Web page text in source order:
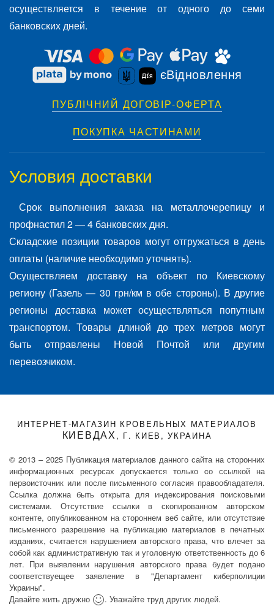
осуществляется в течение от одного до семи
банковских дней.
єВідновлення
ПУБЛІЧНИЙ ДОГОВІР-ОФЕРТА
ПОКУПКА ЧАСТИНАМИ
Условия доставки
Срок выполнения заказа на металлочерепицу и
профнастил 2 — 4 банковских дня.
Складские позиции товаров могут отгружаться в день
оплаты (наличие необходимо уточнять).
Осуществляем доставку на объект по Киевскому
региону (Газель — 30 грн/км в обе стороны). В другие
регионы доставка может осуществляться попутным
транспортом. Товары длиной до трех метров могут
быть отправлены Новой Почтой или другим
перевозчиком.
ИНТЕРНЕТ-МАГАЗИН КРОВЕЛЬНЫХ МАТЕРИАЛОВ
КИЕВДАХ , Г. КИЕВ, УКРАИНА
© 2013 – 2025 Публикация материалов данного сайта на сторонних
информационных ресурсах допускается только cо ссылкой на
первоисточник или после письменного согласия правообладателя.
Ссылка должна быть открыта для индексирования поисковыми
системами. Отсутствие ссылки в скопированном авторском
контенте, опубликованном на стороннем веб сайте, или отсутствие
письменного разрешение на публикацию материалов в печатных
изданиях, считается нарушением авторского права, что влечет за
собой как административную так и уголовную ответственность до 6
лет. При выявлении нарушения авторского права будет подано
соответствуещее заявление в "Департамент киберполиции
Украины".
Давайте жить дружно
. Уважайте труд других людей.